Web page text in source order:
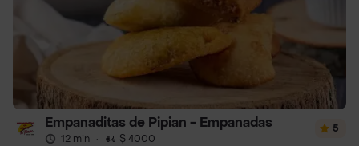
Empanaditas de Pipian - Empanadas
12 min · $ 4000
5